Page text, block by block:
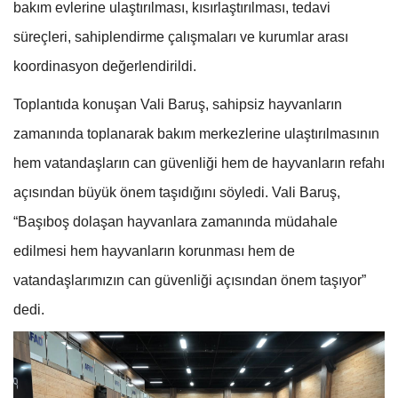
bakım evlerine ulaştırılması, kısırlaştırılması, tedavi
süreçleri, sahiplendirme çalışmaları ve kurumlar arası
koordinasyon değerlendirildi.
Toplantıda konuşan Vali Baruş, sahipsiz hayvanların
zamanında toplanarak bakım merkezlerine ulaştırılmasının
hem vatandaşların can güvenliği hem de hayvanların refahı
açısından büyük önem taşıdığını söyledi. Vali Baruş,
“Başıboş dolaşan hayvanlara zamanında müdahale
edilmesi hem hayvanların korunması hem de
vatandaşlarımızın can güvenliği açısından önem taşıyor”
dedi.